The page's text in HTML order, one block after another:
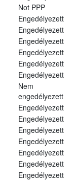
Not PPP
Engedélyezett
Engedélyezett
Engedélyezett
Engedélyezett
Engedélyezett
Engedélyezett
Nem
engedélyezett
Engedélyezett
Engedélyezett
Engedélyezett
Engedélyezett
Engedélyezett
Engedélyezett
Engedélyezett